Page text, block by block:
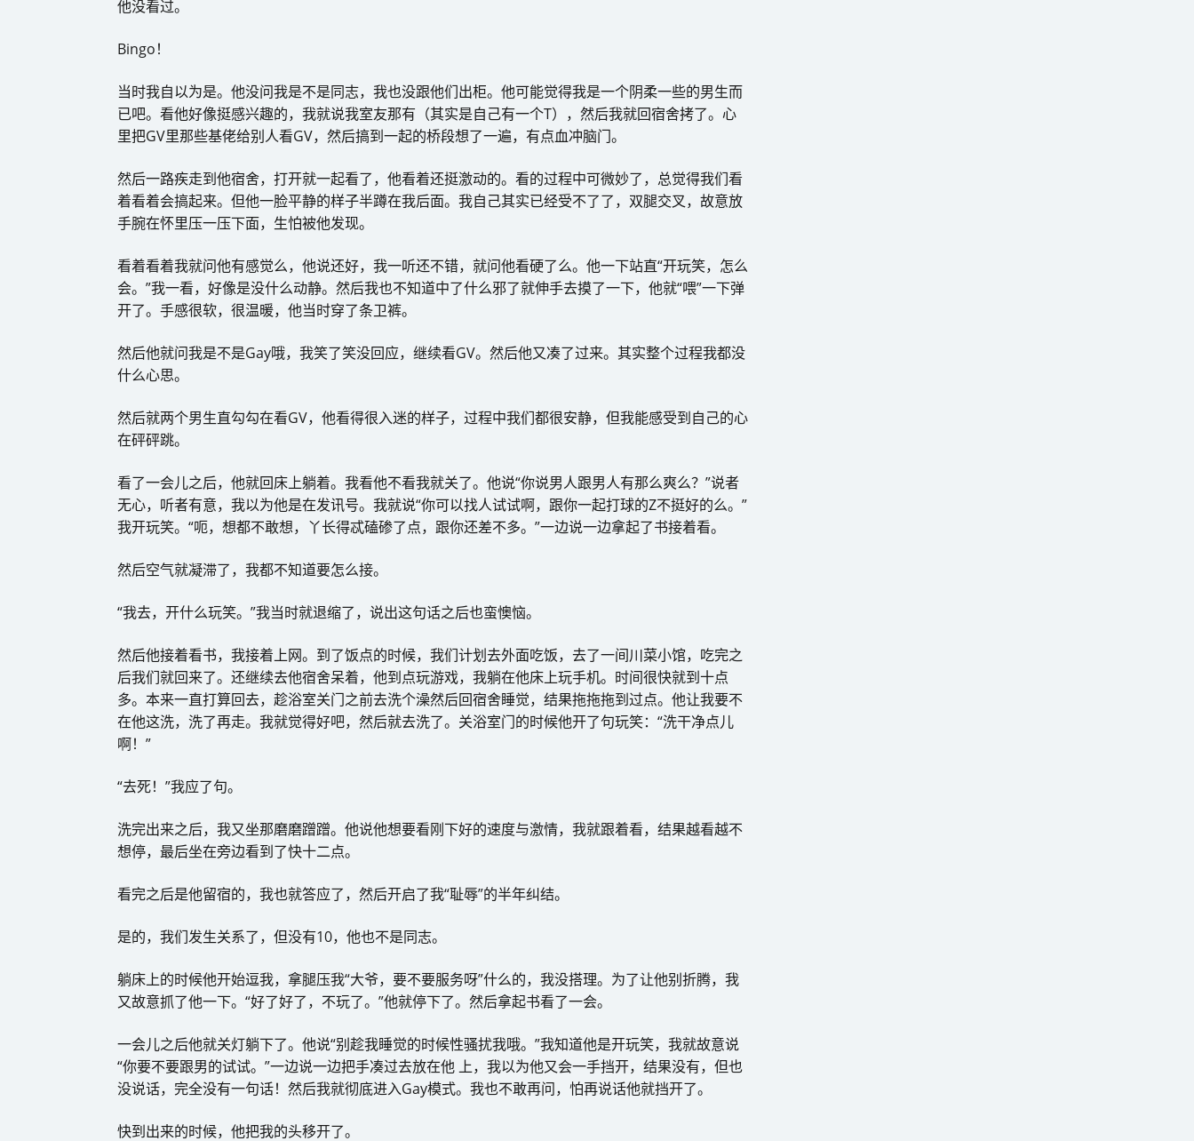
他没看过。
Bingo！
当时我自以为是。他没问我是不是同志，我也没跟他们出柜。他可能觉得我是一个阴柔一些的男生而
已吧。看他好像挺感兴趣的，我就说我室友那有（其实是自己有一个T），然后我就回宿舍拷了。心
里把GV里那些基佬给别人看GV，然后搞到一起的桥段想了一遍，有点血冲脑门。
然后一路疾走到他宿舍，打开就一起看了，他看着还挺激动的。看的过程中可微妙了，总觉得我们看
着看着会搞起来。但他一脸平静的样子半蹲在我后面。我自己其实已经受不了了，双腿交叉，故意放
手腕在怀里压一压下面，生怕被他发现。
看着看着我就问他有感觉么，他说还好，我一听还不错，就问他看硬了么。他一下站直“开玩笑，怎么
会。”我一看，好像是没什么动静。然后我也不知道中了什么邪了就伸手去摸了一下，他就“喂”一下弹
开了。手感很软，很温暖，他当时穿了条卫裤。
然后他就问我是不是Gay哦，我笑了笑没回应，继续看GV。然后他又凑了过来。其实整个过程我都没
什么心思。
然后就两个男生直勾勾在看GV，他看得很入迷的样子，过程中我们都很安静，但我能感受到自己的心
在砰砰跳。
看了一会儿之后，他就回床上躺着。我看他不看我就关了。他说“你说男人跟男人有那么爽么？”说者
无心，听者有意，我以为他是在发讯号。我就说“你可以找人试试啊，跟你一起打球的Z不挺好的么。”
我开玩笑。“呃，想都不敢想，丫长得忒磕碜了点，跟你还差不多。”一边说一边拿起了书接着看。
然后空气就凝滞了，我都不知道要怎么接。
“我去，开什么玩笑。”我当时就退缩了，说出这句话之后也蛮懊恼。
然后他接着看书，我接着上网。到了饭点的时候，我们计划去外面吃饭，去了一间川菜小馆，吃完之
后我们就回来了。还继续去他宿舍呆着，他到点玩游戏，我躺在他床上玩手机。时间很快就到十点
多。本来一直打算回去，趁浴室关门之前去洗个澡然后回宿舍睡觉，结果拖拖拖到过点。他让我要不
在他这洗，洗了再走。我就觉得好吧，然后就去洗了。关浴室门的时候他开了句玩笑：“洗干净点儿
啊！”
“去死！”我应了句。
洗完出来之后，我又坐那磨磨蹭蹭。他说他想要看刚下好的速度与激情，我就跟着看，结果越看越不
想停，最后坐在旁边看到了快十二点。
看完之后是他留宿的，我也就答应了，然后开启了我“耻辱”的半年纠结。
是的，我们发生关系了，但没有10，他也不是同志。
躺床上的时候他开始逗我，拿腿压我“大爷，要不要服务呀”什么的，我没搭理。为了让他别折腾，我
又故意抓了他一下。“好了好了，不玩了。”他就停下了。然后拿起书看了一会。
一会儿之后他就关灯躺下了。他说“别趁我睡觉的时候性骚扰我哦。”我知道他是开玩笑，我就故意说
“你要不要跟男的试试。”一边说一边把手凑过去放在他 上，我以为他又会一手挡开，结果没有，但也
没说话，完全没有一句话！然后我就彻底进入Gay模式。我也不敢再问，怕再说话他就挡开了。
快到出来的时候，他把我的头移开了。